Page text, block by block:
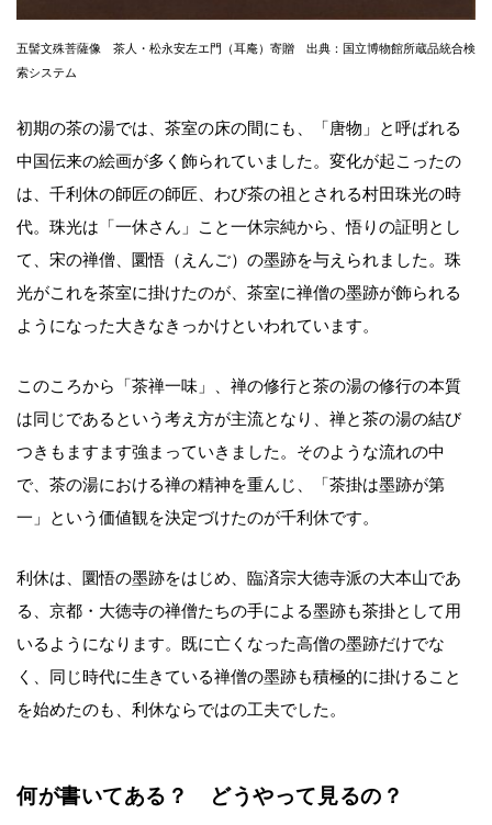
五髻文殊菩薩像 茶人・松永安左エ門（耳庵）寄贈 出典：国立博物館所蔵品統合検
索システム
初期の茶の湯では、茶室の床の間にも、「唐物」と呼ばれる
中国伝来の絵画が多く飾られていました。変化が起こったの
は、千利休の師匠の師匠、わび茶の祖とされる村田珠光の時
代。珠光は「一休さん」こと一休宗純から、悟りの証明とし
て、宋の禅僧、圜悟（えんご）の墨跡を与えられました。珠
光がこれを茶室に掛けたのが、茶室に禅僧の墨跡が飾られる
ようになった大きなきっかけといわれています。
このころから「茶禅一味」、禅の修行と茶の湯の修行の本質
は同じであるという考え方が主流となり、禅と茶の湯の結び
つきもますます強まっていきました。そのような流れの中
で、茶の湯における禅の精神を重んじ、「茶掛は墨跡が第
一」という価値観を決定づけたのが千利休です。
利休は、圜悟の墨跡をはじめ、臨済宗大徳寺派の大本山であ
る、京都・大徳寺の禅僧たちの手による墨跡も茶掛として用
いるようになります。既に亡くなった高僧の墨跡だけでな
く、同じ時代に生きている禅僧の墨跡も積極的に掛けること
を始めたのも、利休ならではの工夫でした。
何が書いてある？ どうやって見るの？